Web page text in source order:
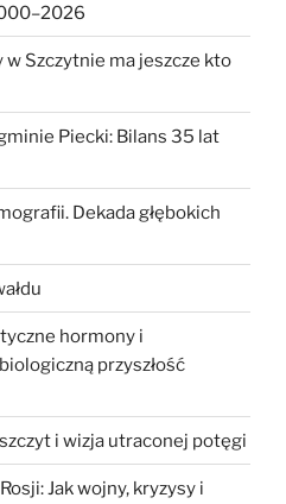
w Szczytnie ma jeszcze kto
Piecki: Bilans 35 lat
Dekada głębokich
hormony i
przyszłość
i wizja utraconej potęgi
Jak wojny, kryzysy i